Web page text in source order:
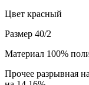
Цвет красный
Размер 40/2
Материал 100%
Прочее разрывная